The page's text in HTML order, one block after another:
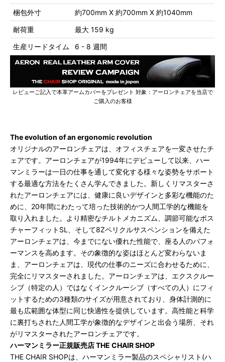
梱包外寸
約700mm X 約700mm X 約1040mm
耐荷重
最大 159 kg
生産リードタイム
6 - 8 週間
レビューご記入で本革アームカバーをプレゼント 対象：アーロンチェアを当店で
ご購入のお客様
The evolution of an ergonomic revolution
オリジナルのアーロンチェアは、オフィスチェアを一変させたチ
ェアです。アーロンチェアが1994年にデビューして以来、ハー
マンミラーは一日の仕事を通して変化する様々な姿勢をサポート
する最適な方法をたくさん学んできました。新しくリマスターさ
れたアーロンチェアには、健康に良いデザインと多彩な機能のた
めに、20年間にわたって培った技術的かつ人間工学的な機能を
取り入れました。より精密なチルトメカニズム、調節可能なポス
チャーフィットSL、そして8Zペリクルサスペンションを備えた
アーロンチェアは、今までにない優れた性能で、座る人のパフォ
ーマンスを高めます。その象徴的な姿はほとんど変わらないま
ま、アーロンチェアは、現代の仕事のニーズに合わせるために、
完全にリマスターされました。アーロンチェアは、エクスクルー
シブ（特定の人）ではなくインクルーシブ（すべての人）にフィ
ットするための3種類のサイズが用意されており、身体計測的に
最も広範囲な体型に同じ快適性を提供しています。高性能と科学
に裏打ちされた人間工学が象徴的なデザインと出会う場所、それ
がリマスターされたアーロンチェアです。
ハーマンミラー正規販売店 THE CHAIR SHOP
THE CHAIR SHOPは、ハーマンミラー製品のスペシャリスト(ハ